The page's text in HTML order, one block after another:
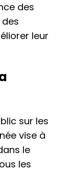
des
leur
sur les
vise à
le
les